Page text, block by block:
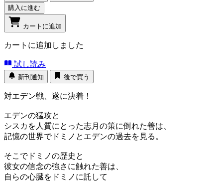
購入に進む
カートに追加
カートに追加しました
試し読み
新刊通知 後で買う
対エデン戦、遂に決着！
エデンの猛攻と
シスカを人質にとった志月の策に倒れた善は、
記憶の世界でドミノとエデンの過去を見る。
そこでドミノの歴史と
彼女の信念の強さに触れた善は、
自らの心臓をドミノに託して